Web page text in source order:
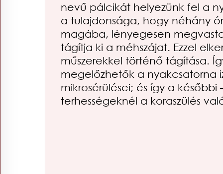
nevű pálcikát helyezünk fel a
a tulajdonsága, hogy néhány
magába, lényegesen
tágítja ki a méhszájat. Ezzel
műszerekkel történő tágítása.
megelőzhetők a nyakcsatorna
mikrosérülései; és így a későbbi
terhességeknél a koraszülés